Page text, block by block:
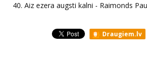
40. Aiz ezera augsti kalni - Raimonds
Draugiem.lv